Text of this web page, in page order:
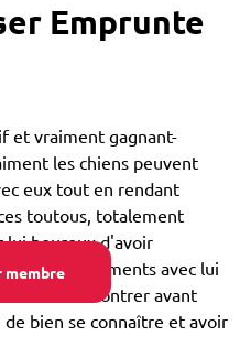
membre
Emprunte
et vraiment gagnant-
les chiens peuvent
eux tout en rendant
toutous, totalement
lui heureux d'avoir
bons moments avec lui
vous rencontrer avant
bien se connaître et avoir